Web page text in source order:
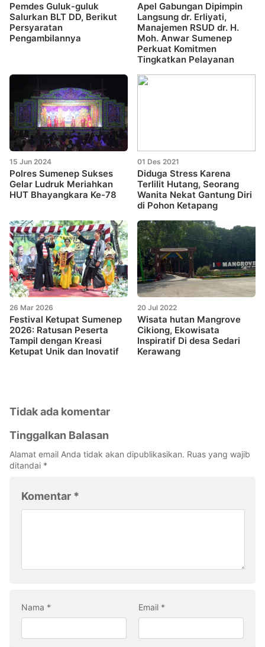
Pemdes Guluk-guluk
Salurkan BLT DD, Berikut
Persyaratan
Pengambilannya
Apel Gabungan Dipimpin
Langsung dr. Erliyati,
Manajemen RSUD dr. H.
Moh. Anwar Sumenep
Perkuat Komitmen
Tingkatkan Pelayanan
15 Jun 2024
Polres Sumenep Sukses
Gelar Ludruk Meriahkan
HUT Bhayangkara Ke-78
01 Des 2021
Diduga Stress Karena
Terlilit Hutang, Seorang
Wanita Nekat Gantung Diri
di Pohon Ketapang
26 Mar 2026
Festival Ketupat Sumenep
2026: Ratusan Peserta
Tampil dengan Kreasi
Ketupat Unik dan Inovatif
20 Jul 2022
Wisata hutan Mangrove
Cikiong, Ekowisata
Inspiratif Di desa Sedari
Kerawang
Tidak ada komentar
Tinggalkan Balasan
Alamat email Anda tidak akan dipublikasikan. Ruas yang wajib
ditandai *
Komentar *
Nama * Email *